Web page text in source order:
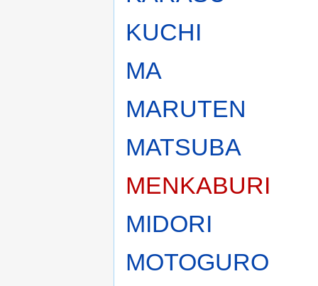
KUCHI
MA
MARUTEN
MATSUBA
MENKABURI
MIDORI
MOTOGURO